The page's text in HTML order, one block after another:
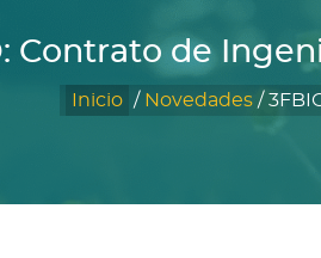
Contrato de
Inicio / Novedades/